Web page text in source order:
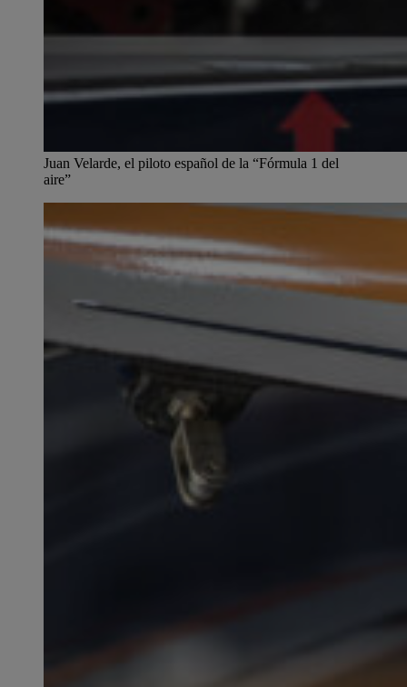
Juan Velarde, el piloto español de la “Fórmula 1 del
aire”